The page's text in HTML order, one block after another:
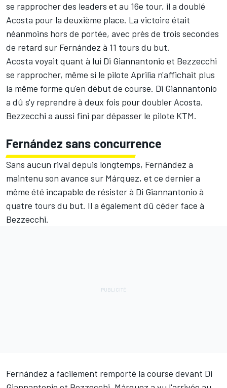
se rapprocher des leaders et au 16e tour, il a doublé
Acosta pour la deuxième place. La victoire était
néanmoins hors de portée, avec près de trois secondes
de retard sur Fernández à 11 tours du but.
Acosta voyait quant à lui Di Giannantonio et Bezzecchi
se rapprocher, même si le pilote Aprilia n'affichait plus
la même forme qu'en début de course. Di Giannantonio
a dû s'y reprendre à deux fois pour doubler Acosta.
Bezzecchi a aussi fini par dépasser le pilote KTM.
Fernández sans concurrence
Sans aucun rival depuis longtemps, Fernández a
maintenu son avance sur Márquez, et ce dernier a
même été incapable de résister à Di Giannantonio à
quatre tours du but. Il a également dû céder face à
Bezzecchi.
Fernández a facilement remporté la course devant Di